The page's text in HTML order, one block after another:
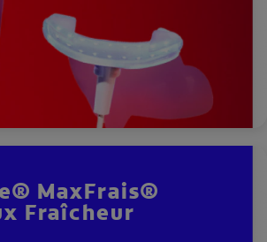
MaxFrais®
Fraîcheur